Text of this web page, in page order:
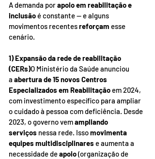
A demanda por apoio em reabilitação e
inclusão é constante — e alguns
movimentos recentes reforçam esse
cenário.
1) Expansão da rede de reabilitação
(CERs)O Ministério da Saúde anunciou
a abertura de 15 novos Centros
Especializados em Reabilitação em 2024,
com investimento específico para ampliar
o cuidado à pessoa com deficiência. Desde
2023, o governo vem ampliando
serviços nessa rede. Isso movimenta
equipes multidisciplinares e aumenta a
necessidade de apoio (organização de